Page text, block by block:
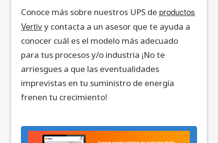
Conoce más sobre nuestros UPS de productos
Vertiv y contacta a un asesor que te ayuda a
conocer cuál es el modelo más adecuado
para tus procesos y/o industria ¡No te
arriesgues a que las eventualidades
imprevistas en tu suministro de energía
frenen tu crecimiento!